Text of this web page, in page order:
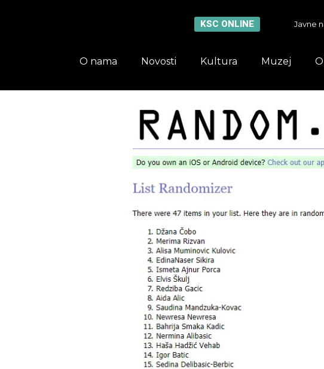
KSC ONLINE Javne
O nama Novosti Kultura Muzej